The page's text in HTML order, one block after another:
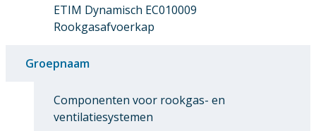
ETIM Dynamisch EC010009
Rookgasafvoerkap
Groepnaam
Componenten voor rookgas- en
ventilatiesystemen